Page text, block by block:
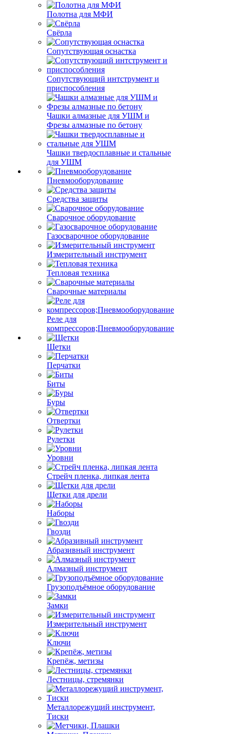
Полотна для МФИ
Свёрла
Сопутствующая оснастка
Сопутствующий интструмент и
приспособления
Чашки алмазные для УШМ и
Фрезы алмазные по бетону
Чашки твердосплавные и стальные
для УШМ
Пневмооборудование
Средства защиты
Сварочное оборудование
Газосварочное оборудование
Измерительный инструмент
Тепловая техника
Сварочные материалы
Реле для
компрессоров;Пневмооборудование
Щетки
Перчатки
Биты
Буры
Отвертки
Рулетки
Уровни
Стрейч пленка, липкая лента
Щетки для дрели
Наборы
Гвозди
Абразивный инструмент
Алмазный инструмент
Грузоподъёмное оборудование
Замки
Измерительный инструмент
Ключи
Крепёж, метизы
Лестницы, стремянки
Металлорежущий инструмент,
Тиски